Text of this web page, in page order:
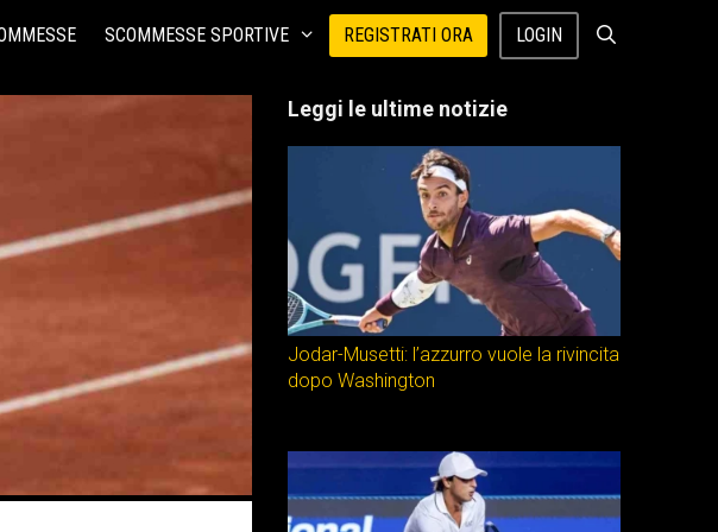
SCOMMESSE SPORTIVE REGISTRATI ORA LOGIN
Leggi le ultime notizie
Jodar-Musetti: l’azzurro vuole la rivincita
dopo Washington